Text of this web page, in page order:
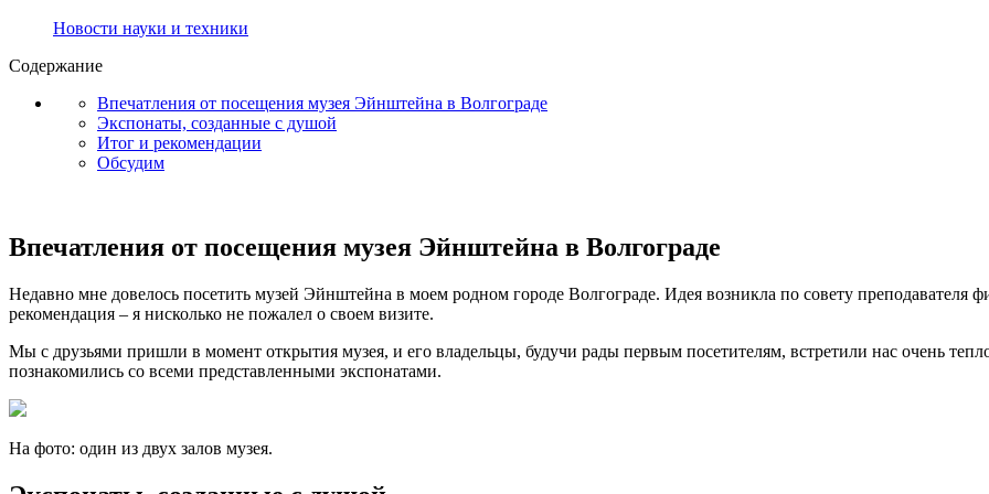
Новости науки и техники
Содержание
Впечатления от посещения музея Эйнштейна в Волгограде
Экспонаты, созданные с душой
Итог и рекомендации
Обсудим
Впечатления от посещения музея Эйнштейна в Волгограде
Недавно мне довелось посетить музей Эйнштейна в моем родном городе Волгограде. Идея возникла по совету преподавателя
рекомендация – я нисколько не пожалел о своем визите.
Мы с друзьями пришли в момент открытия музея, и его владельцы, будучи рады первым посетителям, встретили нас очень
познакомились со всеми представленными экспонатами.
На фото: один из двух залов музея.